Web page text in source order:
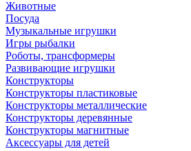
Животные
Посуда
Музыкальные игрушки
Игры рыбалки
Роботы, трансформеры
Развивающие игрушки
Конструкторы
Конструкторы пластиковые
Конструкторы металлические
Конструкторы деревянные
Конструкторы магнитные
Аксессуары для детей